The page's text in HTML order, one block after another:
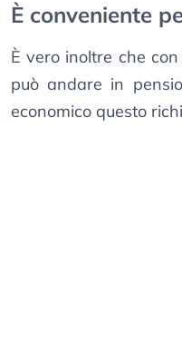
È conveniente
È vero inoltre che
può andare in
economico questo